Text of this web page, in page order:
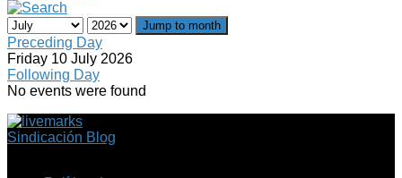
Jump to month
Preceding Day
Friday 10 July 2026
Following Day
No events were found
Sindicación Blog